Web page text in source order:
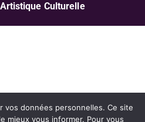
Artistique Culturelle
vos données personnelles. Ce site
mieux vous informer. Pour vous